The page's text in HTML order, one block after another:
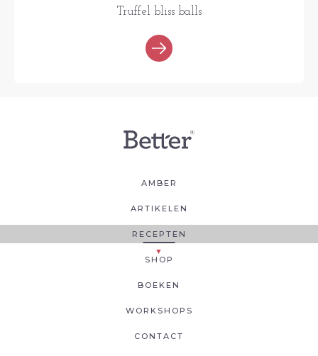
Truffel bliss balls
AMBER
ARTIKELEN
RECEPTEN
SHOP
BOEKEN
WORKSHOPS
CONTACT